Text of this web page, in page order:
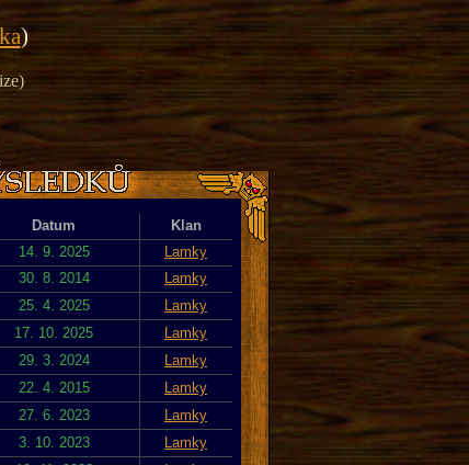
)
Datum
Klan
14. 9. 2025
Lamky
30. 8. 2014
Lamky
25. 4. 2025
Lamky
17. 10. 2025
Lamky
29. 3. 2024
Lamky
22. 4. 2015
Lamky
27. 6. 2023
Lamky
3. 10. 2023
Lamky